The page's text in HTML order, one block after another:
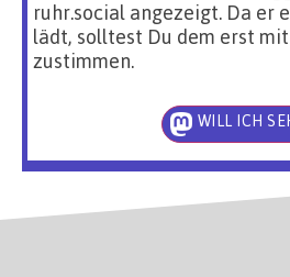
ruhr.social angezeigt. Da er
lädt, solltest Du dem erst
zustimmen.
WILL ICH